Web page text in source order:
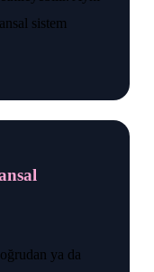
sistem
ya da